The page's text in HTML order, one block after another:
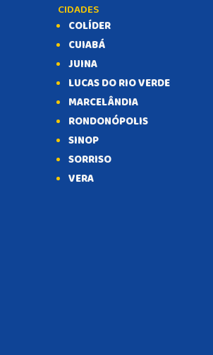
CIDADES
COLÍDER
CUIABÁ
JUINA
LUCAS DO RIO VERDE
MARCELÂNDIA
RONDONÓPOLIS
SINOP
SORRISO
VERA